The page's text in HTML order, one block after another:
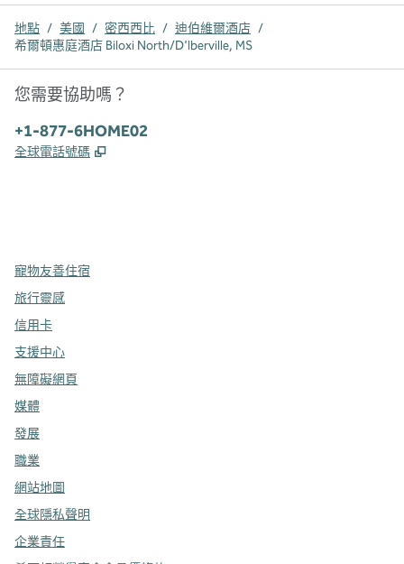
地點 / 美國 / 密西西比 / 迪伯維爾酒店 /
希爾頓惠庭酒店 Biloxi North/D'Iberville, MS
您需要協助嗎？
電話：
+1-877-6HOME02
全球電話號碼 ,
寵物友善住宿
旅行靈感
信用卡
支援中心
無障礙網頁
媒體
發展
職業
網站地圖
全球隱私聲明
企業責任